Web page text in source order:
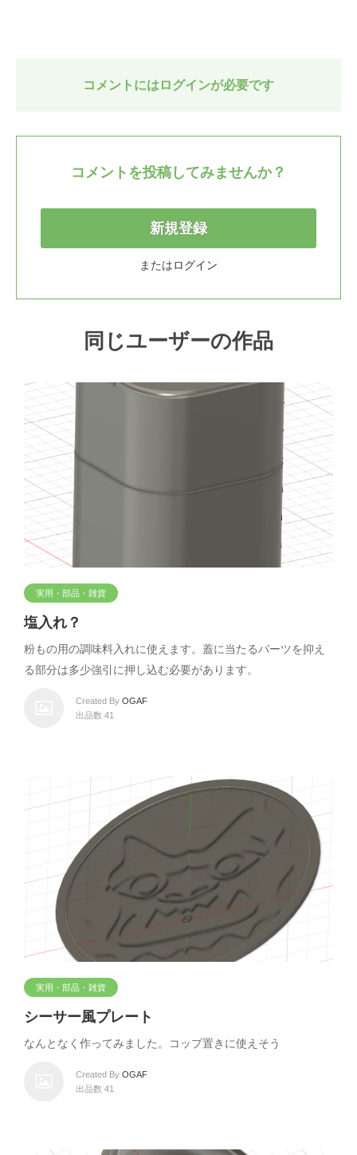
コメントにはログインが必要です
コメントを投稿してみませんか？
新規登録
またはログイン
同じユーザーの作品
実用・部品・雑貨
塩入れ？
粉もの用の調味料入れに使えます。蓋に当たるパーツを抑え
る部分は多少強引に押し込む必要があります。
Created By OGAF
出品数 41
実用・部品・雑貨
シーサー風プレート
なんとなく作ってみました。コップ置きに使えそう
Created By OGAF
出品数 41